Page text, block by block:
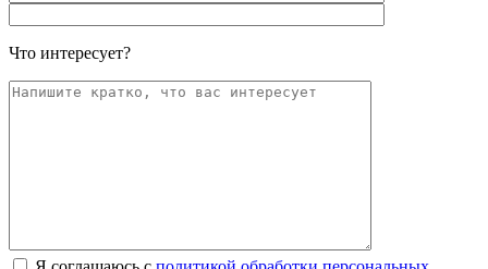
Что интересует?